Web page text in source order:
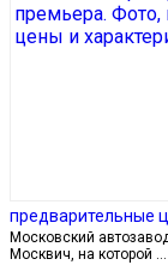
предварительные
Московский
Москвич, на которой …